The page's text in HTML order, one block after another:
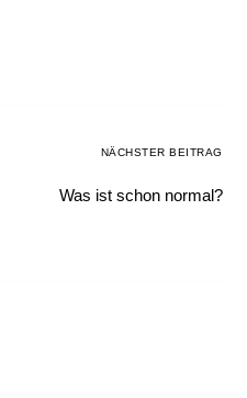
NÄCHSTER BEITRAG
Was ist schon normal?